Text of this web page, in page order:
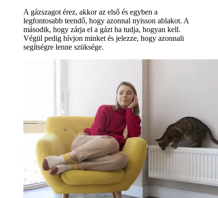
A gázszagot érez, akkor az első és egyben a
legfontosabb teendő, hogy azonnal nyisson ablakot. A
második, hogy zárja el a gázt ha tudja, hogyan kell.
Végül pedig hívjon minket és jelezze, hogy azonnali
segítségre lenne szüksége.